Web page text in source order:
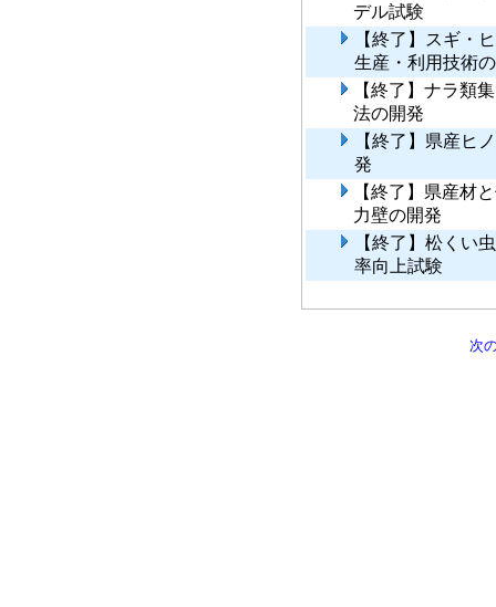
デル試験
【終了】スギ・
生産・利用技術
【終了】ナラ類
法の開発
【終了】県産ヒ
発
【終了】県産材
力壁の開発
【終了】松くい
率向上試験
次